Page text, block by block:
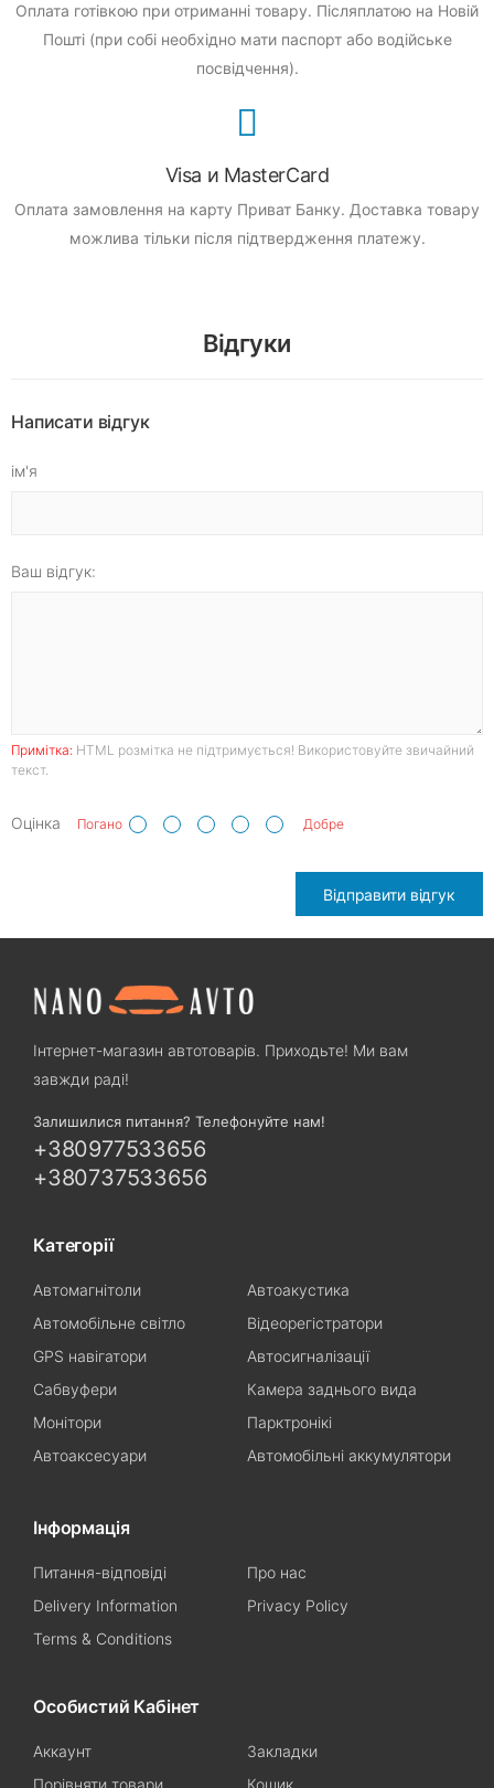
Оплата готівкою при отриманні товару. Післяплатою на Новій
Пошті (при собі необхідно мати паспорт або водійське
посвідчення).
Visa и MasterCard
Оплата замовлення на карту Приват Банку. Доставка товару
можлива тільки після підтвердження платежу.
Відгуки
Написати відгук
ім'я
Ваш відгук:
Примітка: HTML розмітка не підтримується! Використовуйте звичайний
текст.
Оцінка Погано Добре
Відправити відгук
Інтернет-магазин автотоварів. Приходьте! Ми вам
завжди раді!
Залишилися питання? Телефонуйте нам!
+380977533656
+380737533656
Категорії
Автомагнітоли
Автоакустика
Автомобільне світло
Відеорегістратори
GPS навігатори
Автосигналізації
Сабвуфери
Камера заднього вида
Монітори
Парктронікі
Автоаксесуари
Автомобільні аккумулятори
Інформація
Питання-відповіді
Про нас
Delivery Information
Privacy Policy
Terms & Conditions
Особистий Кабінет
Аккаунт
Закладки
Порівняти товари
Кошик